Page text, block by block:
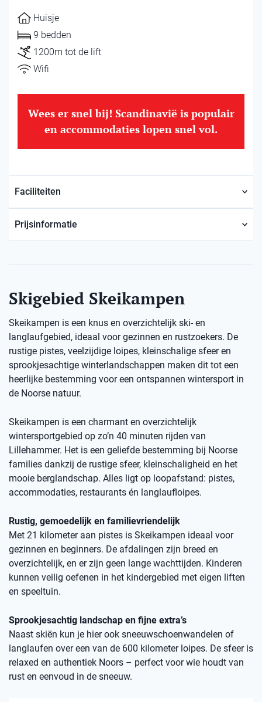
Huisje
9 bedden
1200m tot de lift
Wifi
Wees er snel bij! Scandinavië is populair
en accommodaties lopen snel vol.
Faciliteiten
Prijsinformatie
Skigebied Skeikampen
Skeikampen is een knus en overzichtelijk ski- en
langlaufgebied, ideaal voor gezinnen en rustzoekers. De
rustige pistes, veelzijdige loipes, kleinschalige sfeer en
sprookjesachtige winterlandschappen maken dit tot een
heerlijke bestemming voor een ontspannen wintersport in
de Noorse natuur.
Skeikampen is een charmant en overzichtelijk
wintersportgebied op zo’n 40 minuten rijden van
Lillehammer. Het is een geliefde bestemming bij Noorse
families dankzij de rustige sfeer, kleinschaligheid en het
mooie berglandschap. Alles ligt op loopafstand: pistes,
accommodaties, restaurants én langlaufloipes.
Rustig, gemoedelijk en familievriendelijk
Met 21 kilometer aan pistes is Skeikampen ideaal voor
gezinnen en beginners. De afdalingen zijn breed en
overzichtelijk, en er zijn geen lange wachttijden. Kinderen
kunnen veilig oefenen in het kindergebied met eigen liften
en speeltuin.
Sprookjesachtig landschap en fijne extra’s
Naast skiën kun je hier ook sneeuwschoenwandelen of
langlaufen over een van de 600 kilometer loipes. De sfeer is
relaxed en authentiek Noors – perfect voor wie houdt van
rust en eenvoud in de sneeuw.